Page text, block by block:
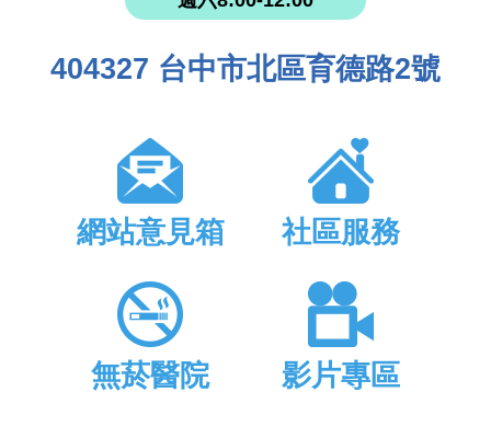
404327 台中市北區育德路2號
網站意見箱 社區服務
無菸醫院 影片專區